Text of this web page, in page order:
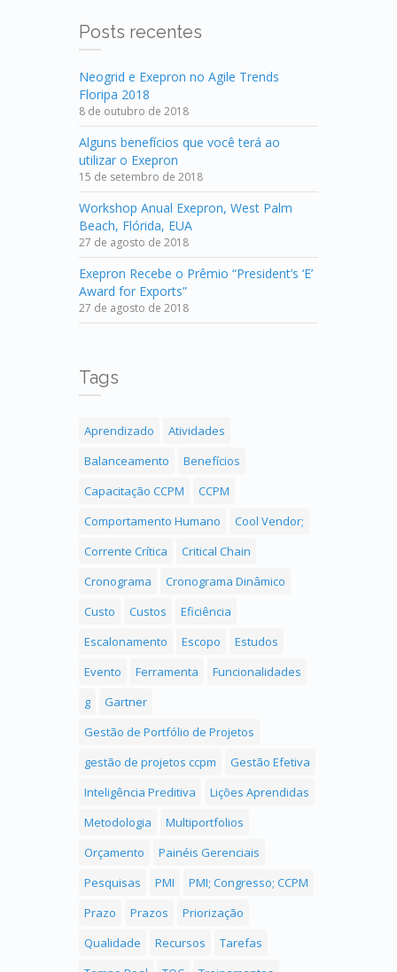
Posts recentes
Neogrid e Exepron no Agile Trends
Floripa 2018
8 de outubro de 2018
Alguns benefícios que você terá ao
utilizar o Exepron
15 de setembro de 2018
Workshop Anual Exepron, West Palm
Beach, Flórida, EUA
27 de agosto de 2018
Exepron Recebe o Prêmio “President’s ‘E’
Award for Exports”
27 de agosto de 2018
Tags
Aprendizado
Atividades
Balanceamento
Benefícios
Capacitação CCPM
CCPM
Comportamento Humano
Cool Vendor;
Corrente Crítica
Critical Chain
Cronograma
Cronograma Dinâmico
Custo
Custos
Eficiência
Escalonamento
Escopo
Estudos
Evento
Ferramenta
Funcionalidades
g
Gartner
Gestão de Portfólio de Projetos
gestão de projetos ccpm
Gestão Efetiva
Inteligência Preditiva
Lições Aprendidas
Metodologia
Multiportfolios
Orçamento
Painéis Gerenciais
Pesquisas
PMI
PMI; Congresso; CCPM
Prazo
Prazos
Priorização
Qualidade
Recursos
Tarefas